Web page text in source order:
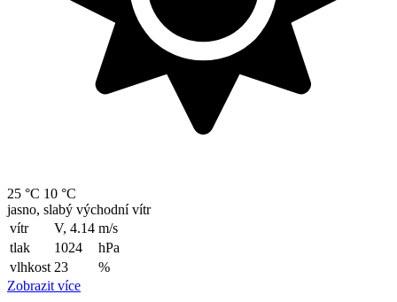
25 °C 10 °C
jasno, slabý východní vítr
vítr
V, 4.14 m/s
tlak
1024
hPa
vlhkost 23
%
Zobrazit více